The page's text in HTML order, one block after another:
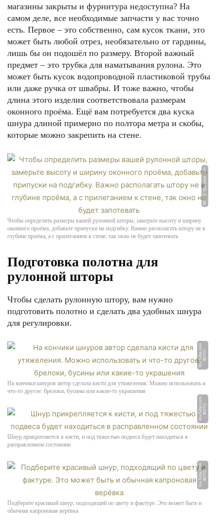
магазины закрыты и фурнитура недоступна? На
самом деле, все необходимые запчасти у вас точно
есть. Первое – это собственно, сам кусок ткани, это
может быть любой отрез, необязательно от гардины,
лишь бы он подошёл по размеру. Второй важный
предмет – это трубка для наматывания рулона. Это
может быть кусок водопроводной пластиковой трубы
или даже ручка от швабры. И тоже важно, чтобы
длина этого изделия соответствовала размерам
оконного проёма. Ещё вам потребуется два куска
шнура длиной примерно по полтора метра и скобы,
которые можно закрепить на стене.
ФОТО: YouTube.com
Чтобы определить размеры вашей рулонной шторы, замерьте высоту и ширину
оконного проёма, добавьте припуски на подгибку. Важно располагать штору не в
глубине проёма, а с прилеганием к стене, так окно не будет запотевать
Подготовка полотна для
рулонной шторы
Чтобы сделать рулонную штору, вам нужно
подготовить полотно и сделать два удобных шнура
для регулировки.
Ф
О
Т
О:
Y
o
u
T
u
b
e.
c
o
m
На кончики шнуров автор сделала кисти для утяжеления. Можно использовать и
что-то другое: брелоки, бусины или какие-то украшения
Ф
О
Т
О:
Y
o
u
T
u
b
e.
c
o
m
Шнур прикрепляется к кисти, и под тяжестью подвеса будет находиться в
расправленном состоянии
Ф
О
Т
О:
Y
o
u
T
u
b
e.
c
o
m
Подберите красивый шнур, подходящий по цвету и фактуре. Это может быть и
обычная капроновая верёвка